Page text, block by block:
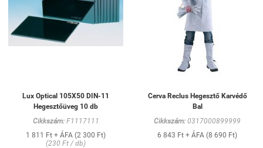
Lux Optical 105X50 DIN-11
Hegesztőüveg 10 db
Cikkszám:F1117111
1 811 Ft + ÁFA (2 300 Ft)
(230 Ft / db)
Cerva Reclus Hegesztő Karvédő
Bal
Cikkszám: 0317000899999
6 843 Ft + ÁFA (8 690 Ft)